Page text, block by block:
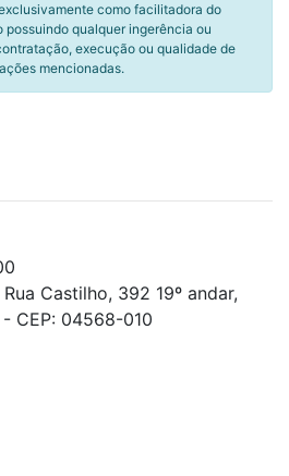
como facilitadora do
qualquer ingerência ou
execução ou qualidade de
mencionadas.
Castilho, 392 19º andar,
CEP: 04568-010